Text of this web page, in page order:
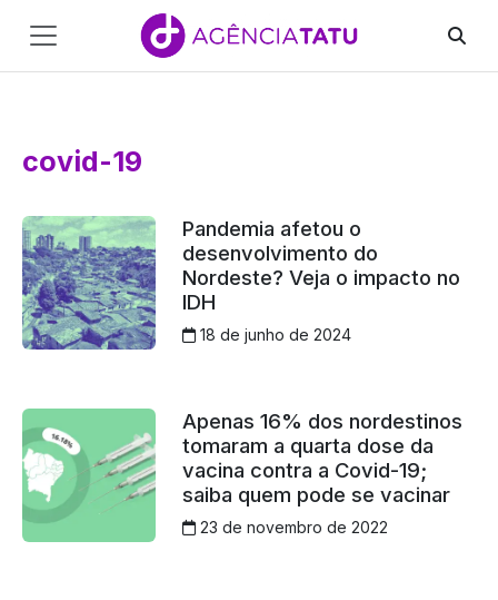
Main
Navigation
covid-19
Pandemia afetou o
desenvolvimento do
Nordeste? Veja o impacto no
IDH
18 de junho de 2024
Apenas 16% dos nordestinos
tomaram a quarta dose da
vacina contra a Covid-19;
saiba quem pode se vacinar
23 de novembro de 2022